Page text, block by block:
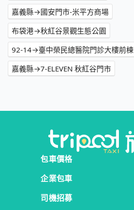
嘉義縣→國安門市-米平方商場
布袋港→秋紅谷景觀生態公園
92-14→臺中榮民總醫院門診大樓前棟
嘉義縣→7-ELEVEN 秋紅谷門市
包車價格
企業包車
司機招募